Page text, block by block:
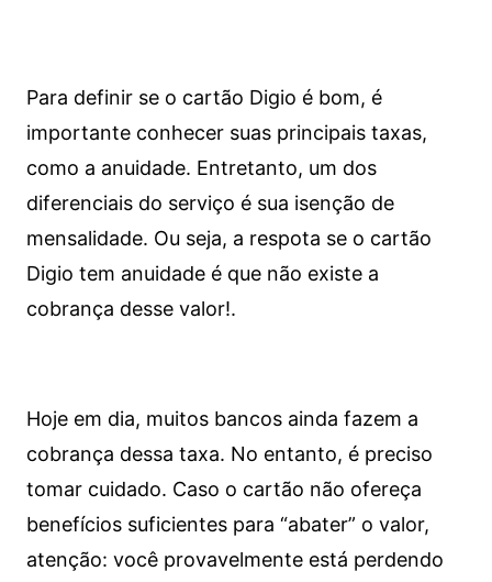
Para definir se o cartão Digio é bom, é
importante conhecer suas principais taxas,
como a anuidade. Entretanto, um dos
diferenciais do serviço é sua isenção de
mensalidade. Ou seja, a respota se o cartão
Digio tem anuidade é que não existe a
cobrança desse valor!.
Hoje em dia, muitos bancos ainda fazem a
cobrança dessa taxa. No entanto, é preciso
tomar cuidado. Caso o cartão não ofereça
benefícios suficientes para “abater” o valor,
atenção: você provavelmente está perdendo